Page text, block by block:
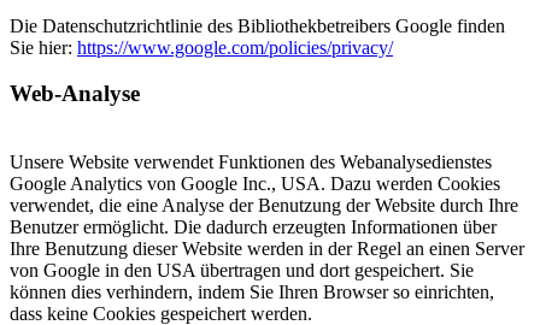
Die Datenschutzrichtlinie des Bibliothekbetreibers Google finden
Sie hier: https://www.google.com/policies/privacy/
Web-Analyse
Unsere Website verwendet Funktionen des Webanalysedienstes
Google Analytics von Google Inc., USA. Dazu werden Cookies
verwendet, die eine Analyse der Benutzung der Website durch Ihre
Benutzer ermöglicht. Die dadurch erzeugten Informationen über
Ihre Benutzung dieser Website werden in der Regel an einen Server
von Google in den USA übertragen und dort gespeichert. Sie
können dies verhindern, indem Sie Ihren Browser so einrichten,
dass keine Cookies gespeichert werden.